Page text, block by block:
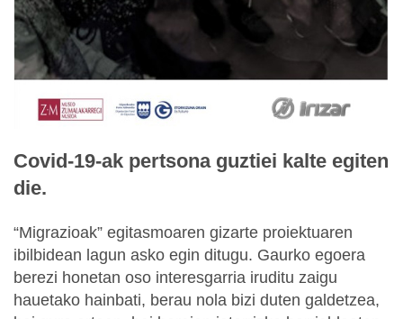
Covid-19-ak pertsona guztiei kalte egiten
die.
“Migrazioak” egitasmoaren gizarte proiektuaren
ibilbidean lagun asko egin ditugu. Gaurko egoera
berezi honetan oso interesgarria iruditu zaigu
hauetako hainbati, berau nola bizi duten galdetzea,